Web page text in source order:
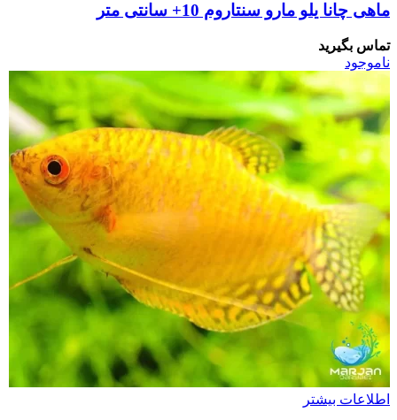
ماهی چانا یلو مارو سنتاروم 10+ سانتی متر
تماس بگیرید
ناموجود
اطلاعات بیشتر